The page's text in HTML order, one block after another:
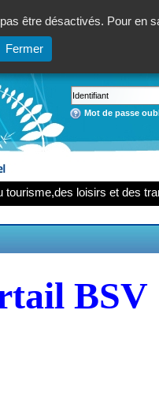
être désactivés. Pour en
Fermer
Mot de passe
tourisme,des loisirs et des
BSV